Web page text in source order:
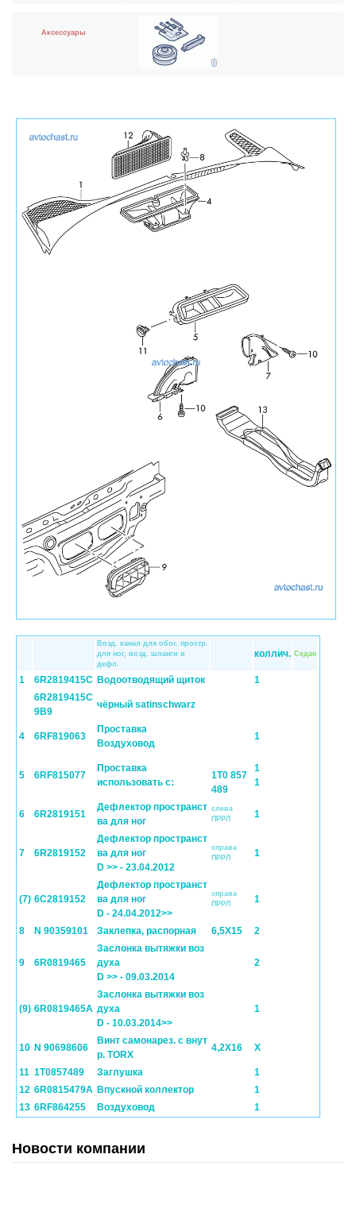
Аксессуары
Возд. канал для обог. простр.
для ног, возд. шланги и
дефл.
коллич. Cедан
1 6R2819415C Водоотводящий щиток
1
6R2819415C
9B9
чёрный satinschwarz
4 6RF819063
Проставка
Воздуховод
1
5 6RF815077
Проставка
использовать с:
1T0 857
489
1
1
6 6R2819151
Дефлектор пространст
ва для ног
слева
ПPPЛ
1
7 6R2819152
Дефлектор пространст
ва для ног
D >> - 23.04.2012
справа
ПPPЛ
1
(7) 6C2819152
Дефлектор пространст
ва для ног
D - 24.04.2012>>
справа
ПPPЛ
1
8 N 90359101 Заклепка, распорная 6,5X15 2
9 6R0819465
Заслонка вытяжки воз
духа
D >> - 09.03.2014
2
(9) 6R0819465A
Заслонка вытяжки воз
духа
D - 10.03.2014>>
1
10 N 90698606
Винт самонарез. с внут
р. TORX
4,2X16 X
11 1T0857489 Заглушка
1
12 6R0815479A Впускной коллектор
1
13 6RF864255 Воздуховод 1
Новости компании